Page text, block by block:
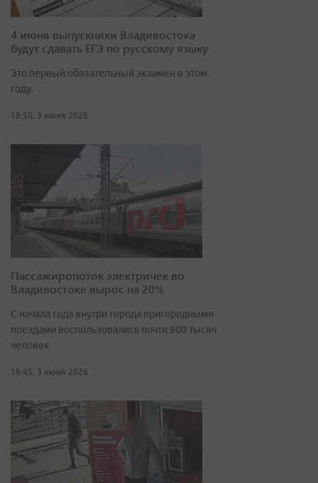
4 июня выпускники Владивостока
будут сдавать ЕГЭ по русскому языку
Это первый обязательный экзамен в этом
году.
18:50, 3 июня 2026
Пассажиропоток электричек во
Владивостоке вырос на 20%
С начала года внутри города пригородными
поездами воспользовались почти 900 тысяч
человек
18:45, 3 июня 2026